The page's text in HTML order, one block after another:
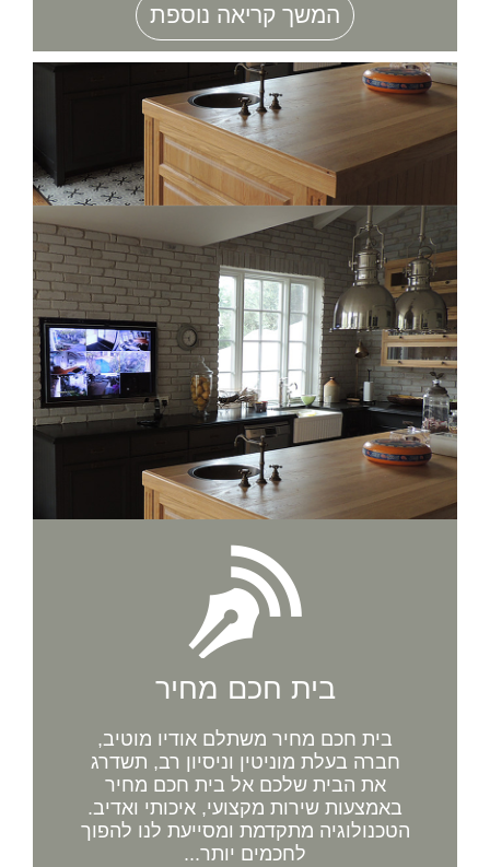
המשך קריאה נוספת
בית חכם מחיר
בית חכם מחיר משתלם אודיו מוטיב,
חברה בעלת מוניטין וניסיון רב, תשדרג
את הבית שלכם אל בית חכם מחיר
באמצעות שירות מקצועי, איכותי ואדיב.
הטכנולוגיה מתקדמת ומסייעת לנו להפוך
לחכמים יותר...